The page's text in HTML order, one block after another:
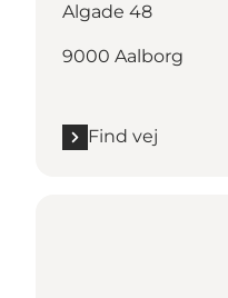
Algade 48
9000 Aalborg
Find vej